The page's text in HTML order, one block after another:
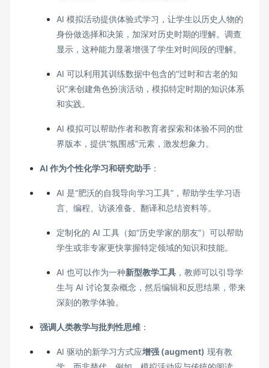
AI 模拟活动提供体验式学习，让学生以历史人物的
身份做选择和决策，加深对历史时期的理解。调查
显示，这种能力显著增强了学生对时间段的理解。
AI 可以利用其训练数据中包含的“过时和古老的知
识”来创建角色扮演活动，模拟特定时期的知识体系
和实践。
AI 模拟可以帮助作者和教育者探索和体验不同的世
界版本，提供“氛围感”元素，激发想象力。
AI 作为个性化学习和研究助手 ：
AI 是“肥沃的自我导向学习工具”，帮助学生学习语
言、编程、访谈准备、翻译和总结资料等。
定制化的 AI 工具（如“历史学家的朋友”）可以帮助
学生或非专家更快掌握特定领域的知识和技能。
AI 也可以作为一种新型教学工具 ，教师可以引导学
生与 AI 讨论复杂概念，然后编辑和反思结果，带来
深刻的教学体验。
强调人类教学与批判性思维 ：
AI 驱动的新学习方式应增强 (augment) 现有教